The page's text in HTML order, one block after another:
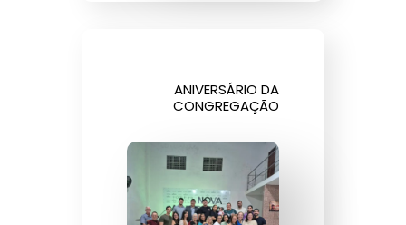
ANIVERSÁRIO DA
CONGREGAÇÃO